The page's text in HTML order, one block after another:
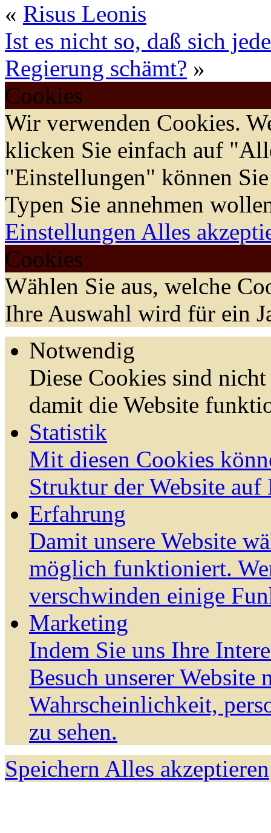
« Risus Leonis
Ist es nicht so, daß sich
Regierung schämt? »
Cookies
Wir verwenden Cookies.
klicken Sie einfach auf
"Einstellungen" können
Typen Sie annehmen
Einstellungen Alles
Cookies
Wählen Sie aus, welche
Ihre Auswahl wird für ein
Notwendig
Diese Cookies sind
damit die Website
Statistik
Mit diesen Cookies
Struktur der Website auf
Erfahrung
Damit unsere Website
möglich funktioniert.
verschwinden einige
Marketing
Indem Sie uns Ihre
Besuch unserer Website
Wahrscheinlichkeit,
zu sehen.
Speichern Alles akzeptieren